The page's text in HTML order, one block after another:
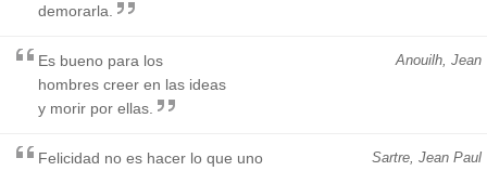
demorarla.
Anouilh, Jean
Es bueno para los
hombres creer en las ideas
y morir por ellas.
Sartre, Jean Paul
Felicidad no es hacer lo que uno